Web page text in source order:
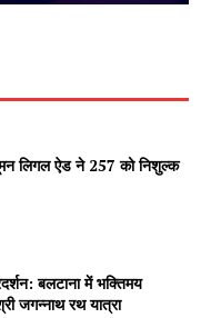
लिगल ऐड ने 257 को निशुल्क
बलटाना में भक्तिमय
जगन्नाथ रथ यात्रा